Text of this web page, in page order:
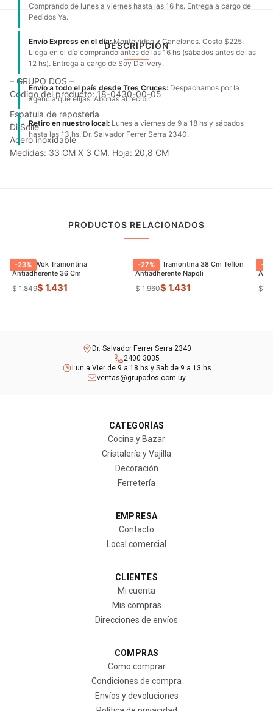
Comprando de lunes a viernes hasta las 16 hs. Entrega a cargo de
Pedidos Ya.
Envío Express en el día:Montevideo y Canelones. Costo $225.
Llega en el día comprando antes de las 16 hs (sábados antes de las
12 hs). Entrega a cargo de Soy Delivery.
Envío a todo el país desde Tres Cruces: Despachamos por la
agencia que elijas. Abonas al recibir.
Retiro en nuestro local: Lunes a viernes de 9 a 18 hs y sábados
hasta las 13 hs. Dr. Salvador Ferrer Serra 2340.
DESCRIPCIÓN
– GRUPO DOS –
Código del producto: 18-0430-00-05
Espatula de reposteria
Di Solle
Acero inoxidable
Medidas: 33 CM X 3 CM. Hoja: 20,8 CM
PRODUCTOS RELACIONADOS
-23%
Sarten Wok Tramontina
Antiadherente 36 Cm
$ 1.849$ 1.431
-27%
Paellera Tramontina 38 Cm Teflon
Antiadherente Napoli
$ 1.960$ 1.431
-
$
Dr. Salvador Ferrer Serra 2340
2400 3035
Lun a Vier de 9 a 18 hs y Sab de 9 a 13 hs
ventas@grupodos.com.uy
CATEGORÍAS
Cocina y Bazar
Cristalería y Vajilla
Decoración
Ferretería
EMPRESA
Contacto
Local comercial
CLIENTES
Mi cuenta
Mis compras
Direcciones de envíos
COMPRAS
Como comprar
Condiciones de compra
Envíos y devoluciones